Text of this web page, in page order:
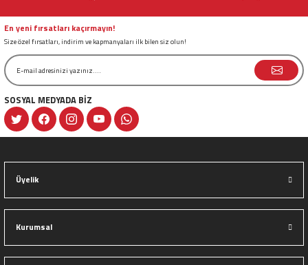
Bu ürüne benzer farklı alternatifler olmalı.
En yeni fırsatları kaçırmayın!
Size özel fırsatları, indirim ve kapmanyaları ilk bilen siz olun!
SOSYAL MEDYADA BİZ
Üyelik
Kurumsal